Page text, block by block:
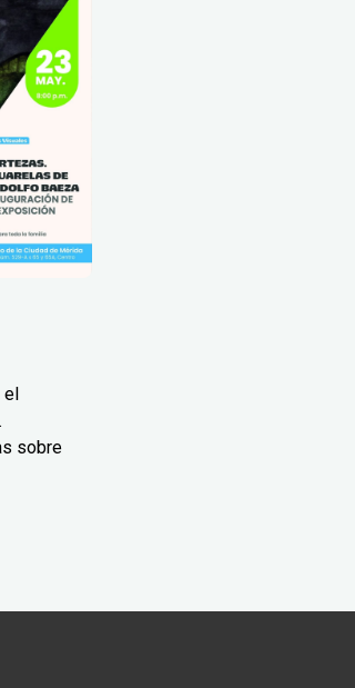
el
sobre